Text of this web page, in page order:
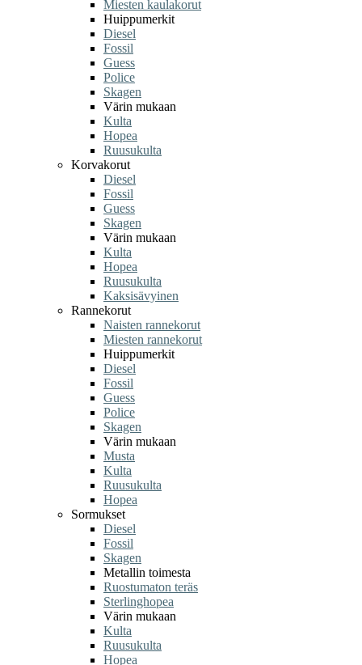
Miesten kaulakorut
Huippumerkit
Diesel
Fossil
Guess
Police
Skagen
Värin mukaan
Kulta
Hopea
Ruusukulta
Korvakorut
Diesel
Fossil
Guess
Skagen
Värin mukaan
Kulta
Hopea
Ruusukulta
Kaksisävyinen
Rannekorut
Naisten rannekorut
Miesten rannekorut
Huippumerkit
Diesel
Fossil
Guess
Police
Skagen
Värin mukaan
Musta
Kulta
Ruusukulta
Hopea
Sormukset
Diesel
Fossil
Skagen
Metallin toimesta
Ruostumaton teräs
Sterlinghopea
Värin mukaan
Kulta
Ruusukulta
Hopea